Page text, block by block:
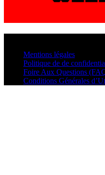
Mentions légales
Politique de de
Foire Aux Questions
Conditions Générales